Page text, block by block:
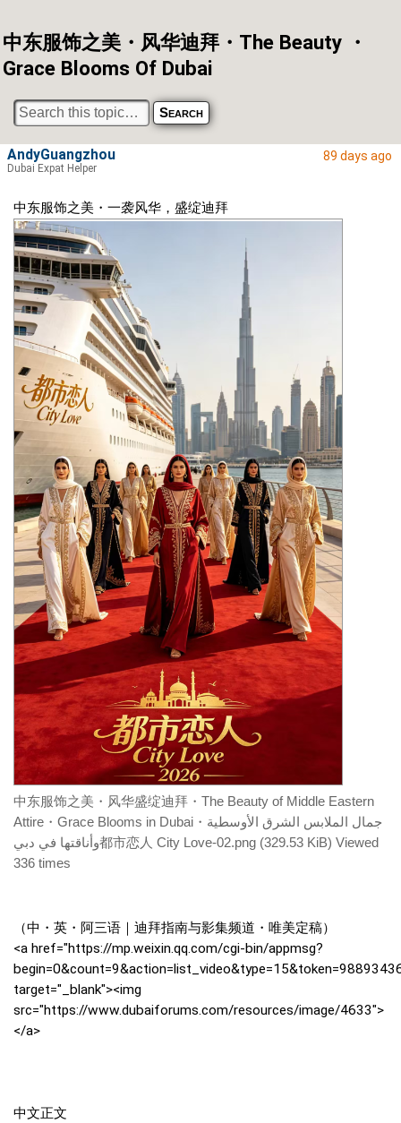
中东服饰之美・风华迪拜・The Beauty ・
Grace Blooms Of Dubai
89 days ago
中东服饰之美・一袭风华，盛绽迪拜
中东服饰之美・风华盛绽迪拜・The Beauty of Middle Eastern
Attire・Grace Blooms in Dubai・جمال الملابس الشرق الأوسطية
وأناقتها في دبي都市恋人 City Love-02.png (329.53 KiB) Viewed
336 times
（中・英・阿三语｜迪拜指南与影集频道・唯美定稿）
<a href="https://mp.weixin.qq.com/cgi-bin/appmsg?
target="_blank"><img
src="https://www.dubaiforums.com/resources/image/4633">
</a>
中文正文
AndyGuangzhou
Dubai Expat Helper